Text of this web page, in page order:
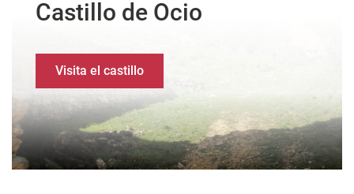
Castillo de Ocio
Visita el castillo